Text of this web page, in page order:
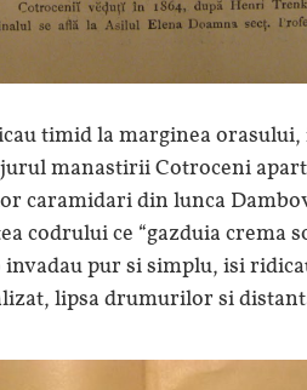
timid la marginea
manastirii Cotroceni
caramidari din lunca
codrului ce “gazduia
pur si simplu, isi
lipsa drumurilor si